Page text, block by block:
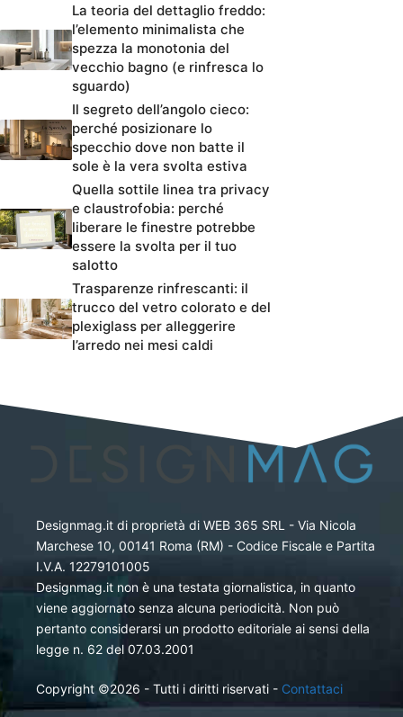
La teoria del dettaglio freddo:
l’elemento minimalista che
spezza la monotonia del
vecchio bagno (e rinfresca lo
sguardo)
Il segreto dell’angolo cieco:
perché posizionare lo
specchio dove non batte il
sole è la vera svolta estiva
Quella sottile linea tra privacy
e claustrofobia: perché
liberare le finestre potrebbe
essere la svolta per il tuo
salotto
Trasparenze rinfrescanti: il
trucco del vetro colorato e del
plexiglass per alleggerire
l’arredo nei mesi caldi
Designmag.it di proprietà di WEB 365 SRL - Via Nicola
Marchese 10, 00141 Roma (RM) - Codice Fiscale e Partita
I.V.A. 12279101005
Designmag.it non è una testata giornalistica, in quanto
viene aggiornato senza alcuna periodicità. Non può
pertanto considerarsi un prodotto editoriale ai sensi della
legge n. 62 del 07.03.2001
Copyright ©2026 - Tutti i diritti riservati - Contattaci